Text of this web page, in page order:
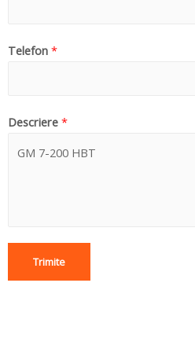
Telefon *
Descriere *
Trimite